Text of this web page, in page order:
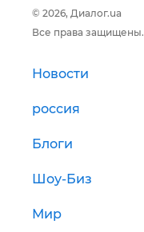
© 2026, Диалог.ua
Все права защищены.
Новости
россия
Блоги
Шоу-Биз
Мир